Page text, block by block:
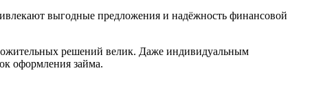
выгодные предложения и надёжность финансовой
решений велик. Даже индивидуальным
оформления займа.